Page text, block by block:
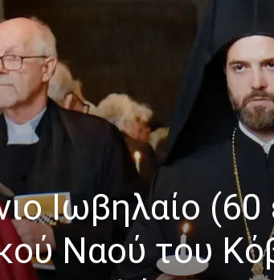
Ιωβηλαίο
Ναού του